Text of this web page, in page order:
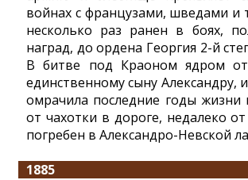
войнах с французами, шведами и
несколько раз ранен в боях,
наград, до ордена Георгия 2-й
В битве под Краоном ядром
единственному сыну Александру,
омрачила последние годы жизни
от чахотки в дороге, недалеко
погребен в Александро-Невской
1885